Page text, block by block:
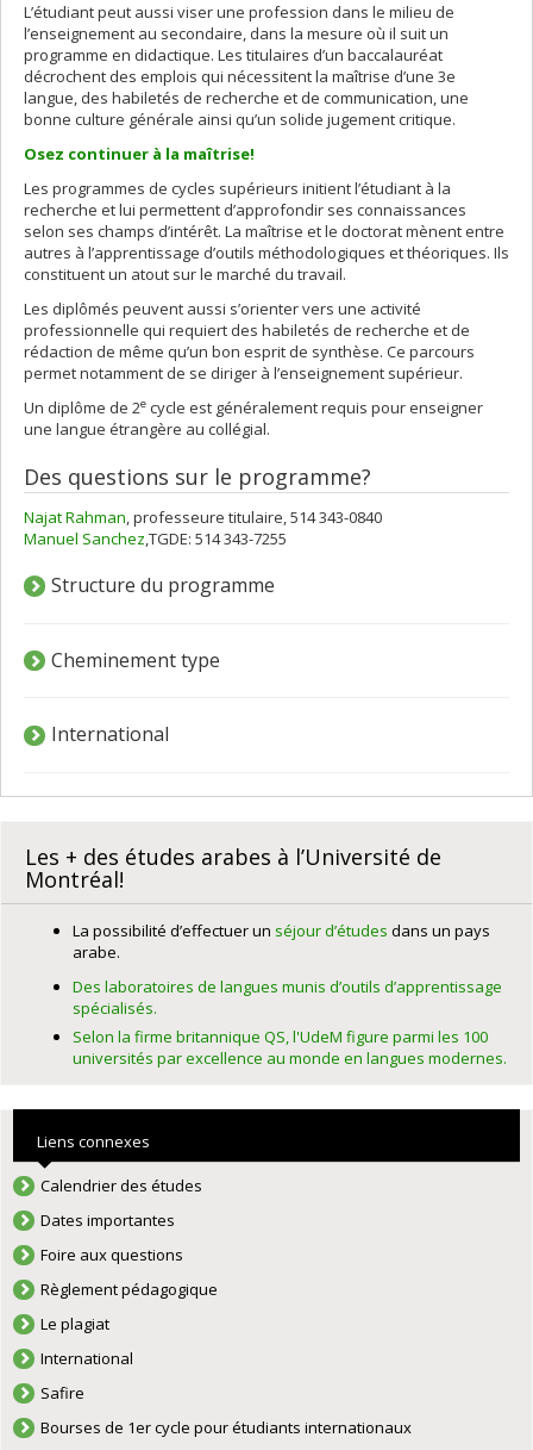
L’étudiant peut aussi viser une profession dans le milieu de
l’enseignement au secondaire, dans la mesure où il suit un
programme en didactique. Les titulaires d’un baccalauréat
décrochent des emplois qui nécessitent la maîtrise d’une 3e
langue, des habiletés de recherche et de communication, une
bonne culture générale ainsi qu’un solide jugement critique.
Osez continuer à la maîtrise!
Les programmes de cycles supérieurs initient l’étudiant à la
recherche et lui permettent d’approfondir ses connaissances
selon ses champs d’intérêt. La maîtrise et le doctorat mènent entre
autres à l’apprentissage d’outils méthodologiques et théoriques. Ils
constituent un atout sur le marché du travail.
Les diplômés peuvent aussi s’orienter vers une activité
professionnelle qui requiert des habiletés de recherche et de
rédaction de même qu’un bon esprit de synthèse. Ce parcours
permet notamment de se diriger à l’enseignement supérieur.
Un diplôme de 2e cycle est généralement requis pour enseigner
une langue étrangère au collégial.
Des questions sur le programme?
Najat Rahman, professeure titulaire, 514 343-0840
Manuel Sanchez,TGDE: 514 343-7255
Structure du programme
Cheminement type
International
Les + des études arabes à l’Université de
Montréal!
La possibilité d’effectuer un séjour d’études dans un pays
arabe.
Des laboratoires de langues munis d’outils d’apprentissage
spécialisés.
Selon la firme britannique QS, l'UdeM figure parmi les 100
universités par excellence au monde en langues modernes.
Liens connexes
Calendrier des études
Dates importantes
Foire aux questions
Règlement pédagogique
Le plagiat
International
Safire
Bourses de 1er cycle pour étudiants internationaux